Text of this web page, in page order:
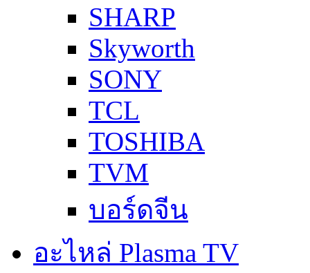
SHARP
Skyworth
SONY
TCL
TOSHIBA
TVM
บอร์ดจีน
อะไหล่ Plasma TV